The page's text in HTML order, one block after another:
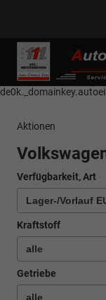
------------ Host Name :
selector1-aee-
Name :
Aktionen
Verfügbarkeit, Art
Kraftstoff
Getriebe